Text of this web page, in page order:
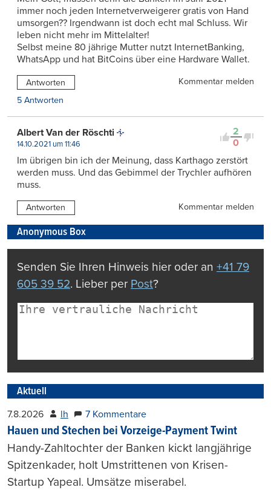
immer noch jeden Internetverweigerer gratis von Hand
umsorgen?? Irgendwann ist doch echt mal Schluss. Wir
leben nicht mehr im Mittelalter!
Selbst meine 80 jährige Mutter nutzt InternetBanking,
WhatsApp und hat BitCoins über eine Hardware Wallet.
Antworten
Kommentar melden
5 Antworten
2
0
Albert Van der Röschti
14.10.2021 um 11:46
Im übrigen bin ich der Meinung, dass Karthago zerstört
werden muss. Und das Gebimmel der Trychler aufhören
muss.
Antworten Kommentar melden
Anonymous Box
Senden Sie Ihren Hinweis hier oder an +41 79
605 39 52. Lieber per Post?
Aktuell
7.8.2026 lh 7 Kommentare
Hauen und Stechen bei Vorzeige-Payment Twint
Handy-Zahltochter der Banken kickt langjährige
Spitzenkader, holt Umstrittenen von Krisen-
Startup Yapeal. Umsätze miserabel.